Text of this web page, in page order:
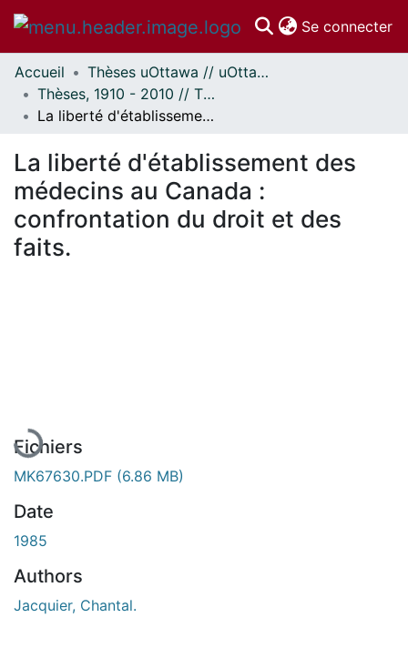
Se connecter
Communautés
et collections
Parcourir
À propos
Accueil
Thèses uOttawa // uOttawa Theses
Thèses, 1910 - 2010 // Theses, 1910 - 2010
La liberté d'établissement des médecins au Canada : confrontation du droit et des faits.
La liberté d'établissement des
médecins au Canada :
confrontation du droit et des
faits.
Fichiers
MK67630.PDF (6.86 MB)
Date
1985
Authors
Jacquier, Chantal.